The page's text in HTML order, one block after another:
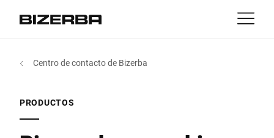
MyBizerba
America
Centro de contacto de Bizerba
PRODUCTOS